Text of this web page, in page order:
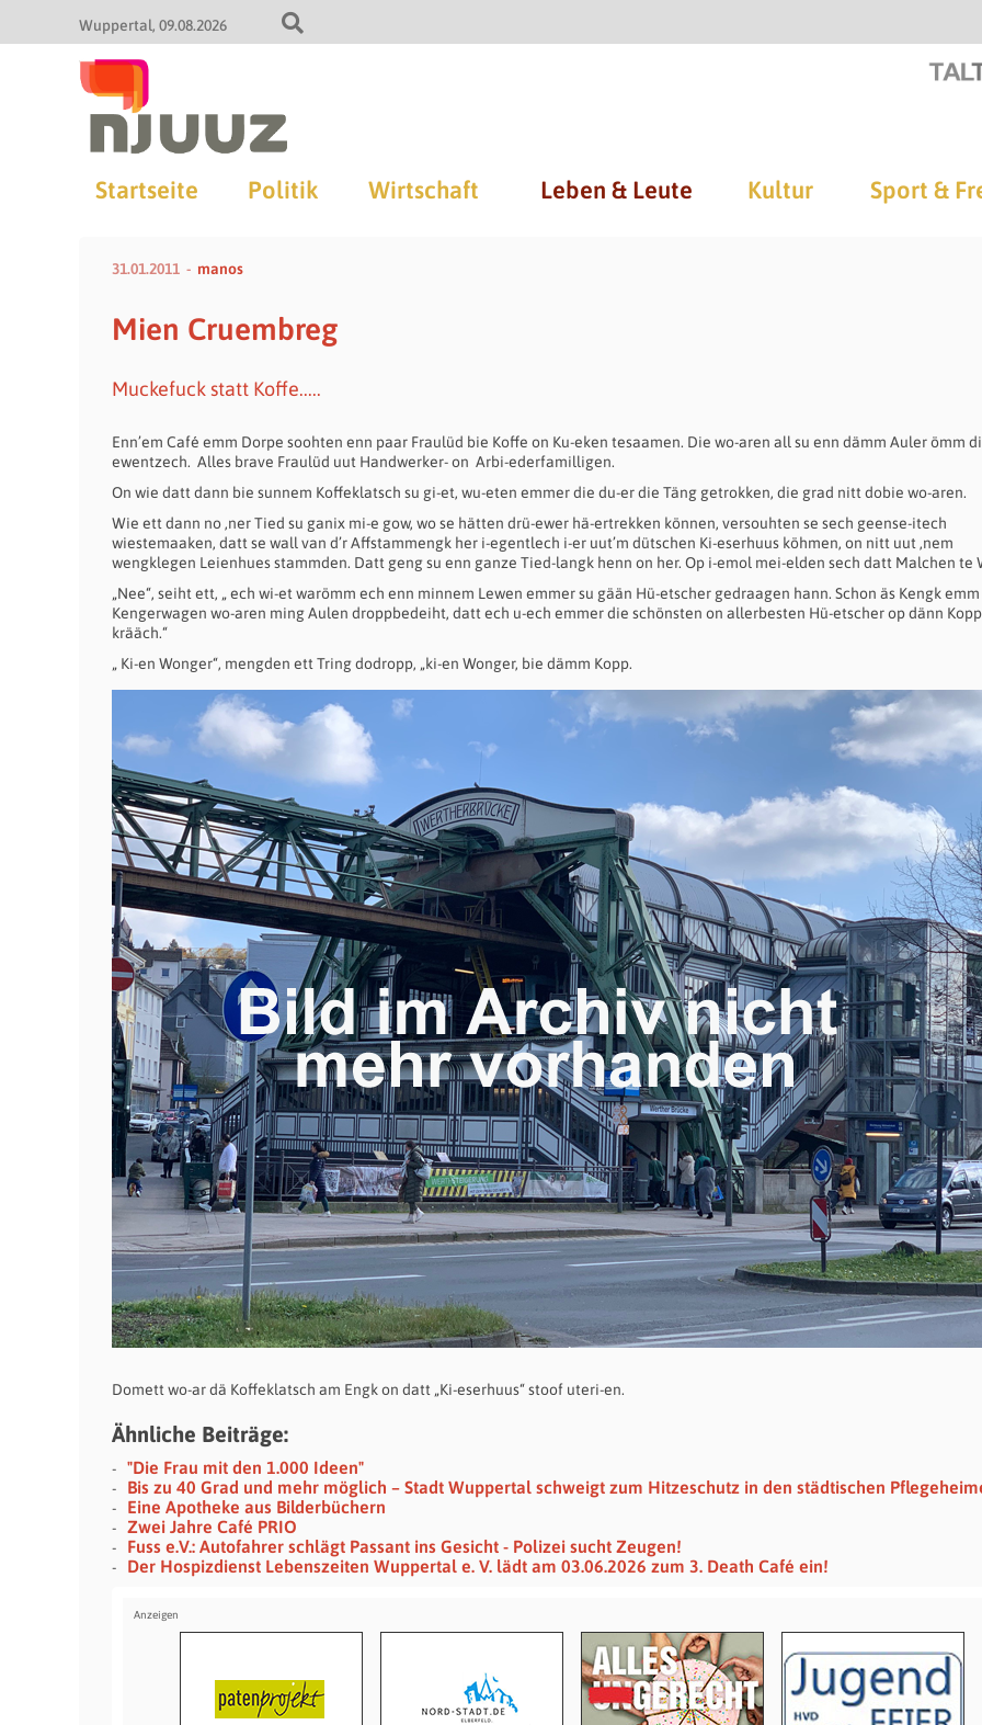
Wuppertal 09.08.2026
Startseite Politik Wirtschaft Leben & Leute Kultur Sport &
31.01.2011 manos
Mien Cruembreg
Muckefuck statt Koffe.....
Enn’em Café emm Dorpe soohten enn paar Fraulüd bie Koffe on Ku-eken tesaamen. Die wo-aren all su enn dämm Auler ömm
ewentzech. Alles brave Fraulüd uut Handwerker- on Arbi-ederfamilligen.
On wie datt dann bie sunnem Koffeklatsch su gi-et, wu-eten emmer die du-er die Täng getrokken, die grad nitt dobie wo-aren.
Wie ett dann no ‚ner Tied su ganix mi-e gow, wo se hätten drü-ewer hä-ertrekken können, versouhten se sech geense-itech
wiestemaaken, datt se wall van d’r Affstammengk her i-egentlech i-er uut’m dütschen Ki-eserhuus köhmen, on nitt uut ‚nem
wengklegen Leienhues stammden. Datt geng su enn ganze Tied-langk henn on her. Op i-emol mei-elden sech datt Malchen te
„Nee“, seiht ett, „ ech wi-et warömm ech enn minnem Lewen emmer su gään Hü-etscher gedraagen hann. Schon äs Kengk emm
Kengerwagen wo-aren ming Aulen droppbedeiht, datt ech u-ech emmer die schönsten on allerbesten Hü-etscher op dänn Kopp
krääch.“
„ Ki-en Wonger“, mengden ett Tring dodropp, „ki-en Wonger, bie dämm Kopp.
Domett wo-ar dä Koffeklatsch am Engk on datt „Ki-eserhuus“ stoof uteri-en.
Ähnliche Beiträge:
"Die Frau mit den 1.000 Ideen"
Bis zu 40 Grad und mehr möglich – Stadt Wuppertal schweigt zum Hitzeschutz in den städtischen
Eine Apotheke aus Bilderbüchern
Zwei Jahre Café PRIO
Fuss e.V.: Autofahrer schlägt Passant ins Gesicht - Polizei sucht Zeugen!
Der Hospizdienst Lebenszeiten Wuppertal e. V. lädt am 03.06.2026 zum 3. Death Café ein!